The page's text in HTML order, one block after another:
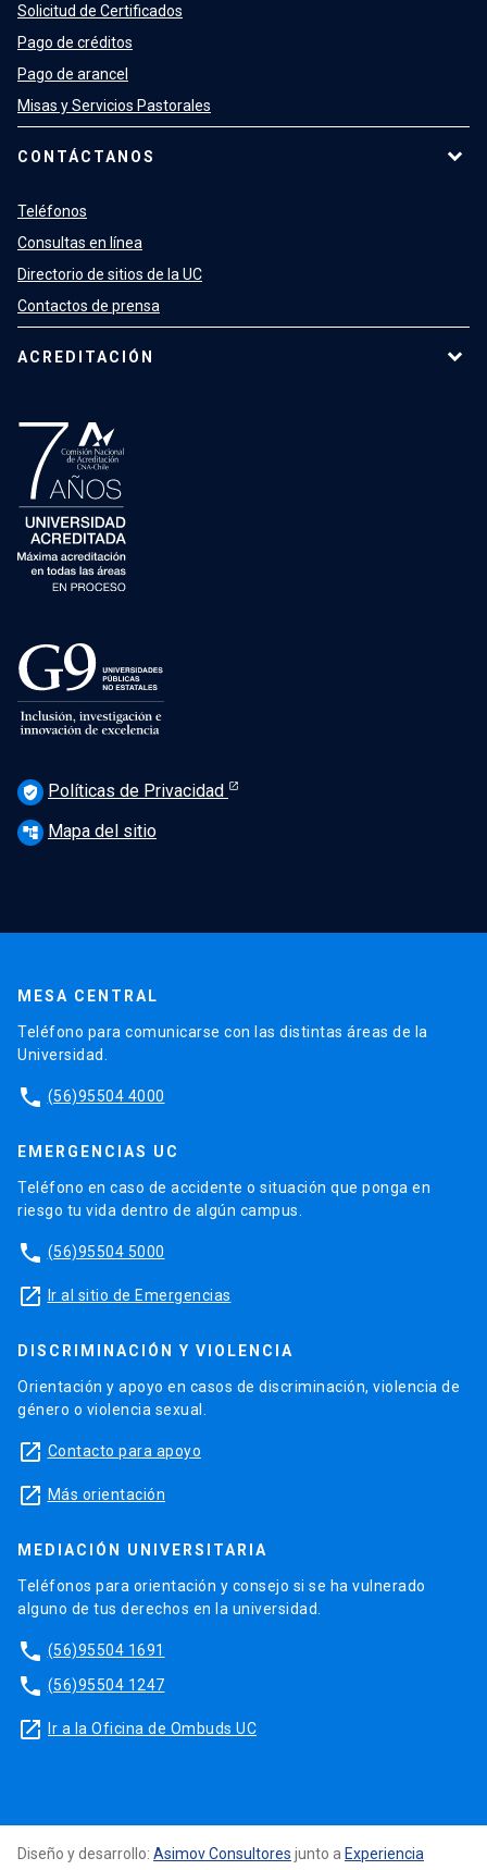
Solicitud de Certificados
Pago de créditos
Pago de arancel
Misas y Servicios Pastorales
CONTÁCTANOS
Teléfonos
Consultas en línea
Directorio de sitios de la UC
Contactos de prensa
ACREDITACIÓN
verified_user Políticas de Privacidad
account_tree Mapa del sitio
MESA CENTRAL
Teléfono para comunicarse con las distintas áreas de la
Universidad.
phone (56)95504 4000
EMERGENCIAS UC
Teléfono en caso de accidente o situación que ponga en
riesgo tu vida dentro de algún campus.
phone (56)95504 5000
launch Ir al sitio de Emergencias
DISCRIMINACIÓN Y VIOLENCIA
Orientación y apoyo en casos de discriminación, violencia de
género o violencia sexual.
launch Contacto para apoyo
launch Más orientación
MEDIACIÓN UNIVERSITARIA
Teléfonos para orientación y consejo si se ha vulnerado
alguno de tus derechos en la universidad.
phone (56)95504 1691
phone (56)95504 1247
launch Ir a la Oficina de Ombuds UC
Diseño y desarrollo: Asimov Consultores junto a Experiencia